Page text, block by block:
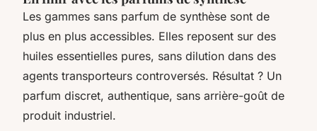
Les gammes sans parfum de synthèse sont de
plus en plus accessibles. Elles reposent sur des
huiles essentielles pures, sans dilution dans des
agents transporteurs controversés. Résultat ? Un
parfum discret, authentique, sans arrière-goût de
produit industriel.